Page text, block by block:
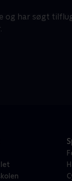
og har søgt